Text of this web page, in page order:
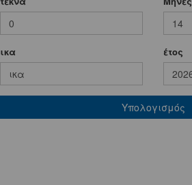
ικα έτος
Υπολογισμός